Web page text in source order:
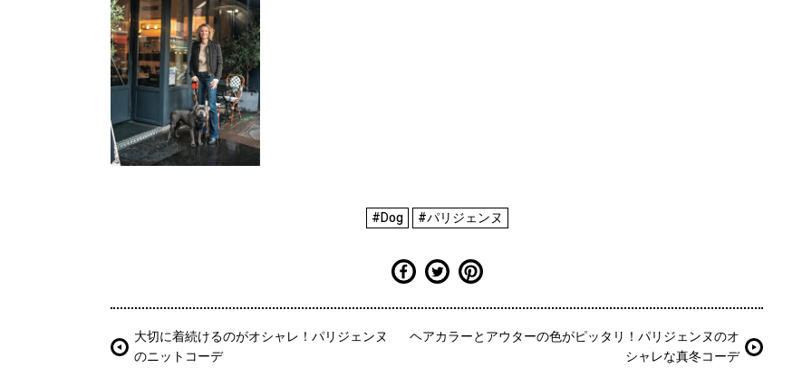
#Dog #パリジェンヌ
大切に着続けるのがオシャレ！パリジェンヌ
のニットコーデ
ヘアカラーとアウターの色がピッタリ！パリジェンヌのオ
シャレな真冬コーデ